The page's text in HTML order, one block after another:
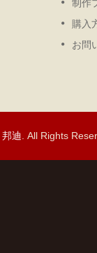
制作
購入
お問
続きを読む
邦迪. All Rights